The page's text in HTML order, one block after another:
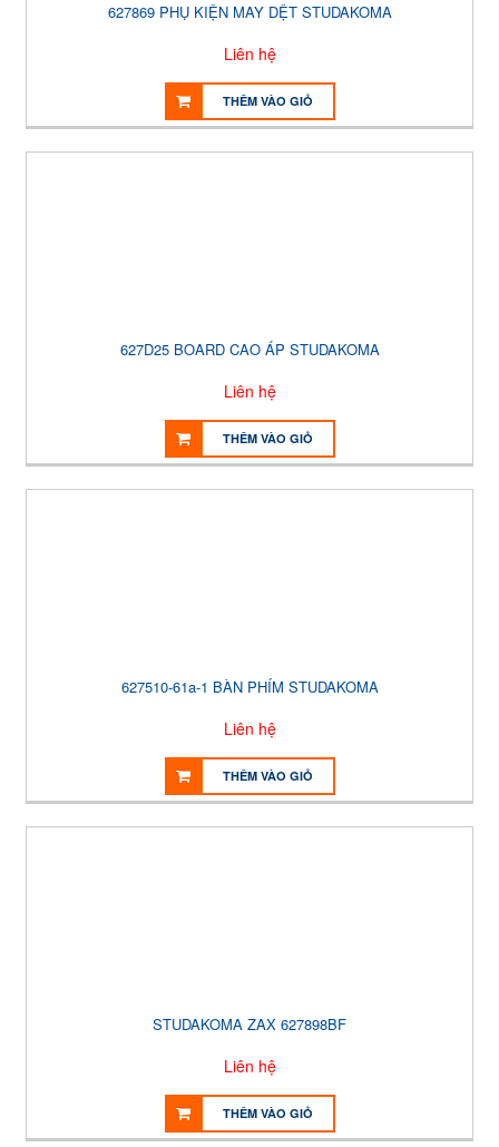
627869 PHỤ KIỆN MAY DỆT STUDAKOMA
Liên hệ
THÊM VÀO GIỎ
627D25 BOARD CAO ÁP STUDAKOMA
Liên hệ
THÊM VÀO GIỎ
627510-61a-1 BÀN PHÍM STUDAKOMA
Liên hệ
THÊM VÀO GIỎ
STUDAKOMA ZAX 627898BF
Liên hệ
THÊM VÀO GIỎ